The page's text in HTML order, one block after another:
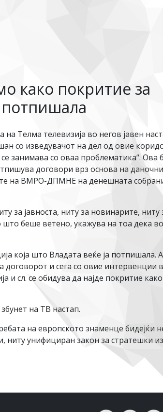
како покритие за
потпишала
Телма телевизија во негов јавен
со изведувачот на дел од овие
занимава со оваа проблематика“. Ова
договори врз основа на
на ВМРО-ДПМНЕ на денешната
за јавноста, ниту за новинарите, ниту
што беше ветено, укажува на тоа дека во
која што Владата веќе ја потпишала.
и сега со овие интервенции
и сл. се обидува да најде покритие
на ТВ настап.
на европското знаменце бидејќи
ниту унифициран закон за стратешки